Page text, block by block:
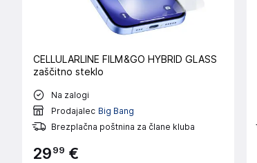
CELLULARLINE FILM&GO HYBRID GLASS
zaščitno steklo
Na zalogi
Prodajalec Big Bang
Brezplačna poštnina za člane kluba
2999 €